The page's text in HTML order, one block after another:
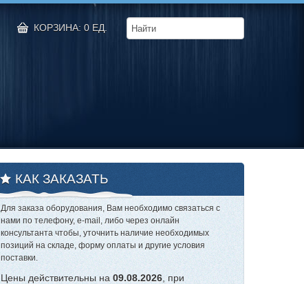
КОРЗИНА: 0 ЕД.
КАК ЗАКАЗАТЬ
Для заказа оборудования, Вам необходимо связаться с
нами по телефону, e-mail, либо через онлайн
консультанта чтобы, уточнить наличие необходимых
позиций на складе, форму оплаты и другие условия
поставки.
Цены действительны на 09.08.2026 , при